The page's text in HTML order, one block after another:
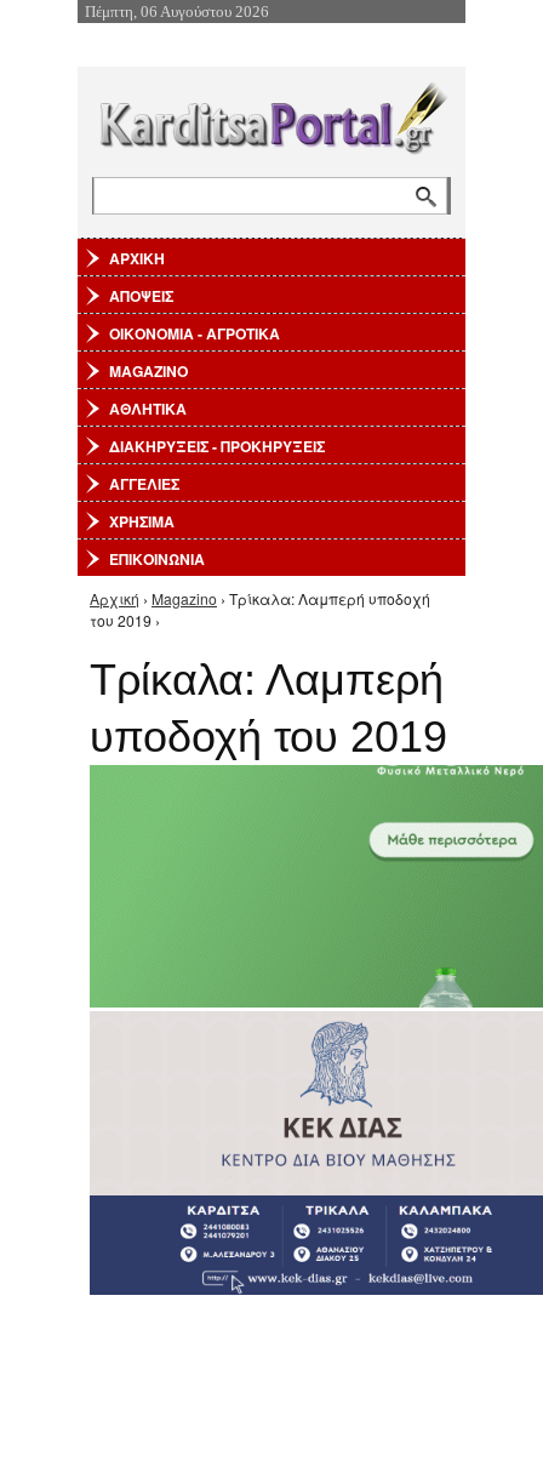
Επιστροφή στην Πλοήγηση
Πέμπτη, 06 Αυγούστου 2026
ΑΡΧΙΚΗ
ΑΠΟΨΕΙΣ
ΟΙΚΟΝΟΜΙΑ - ΑΓΡΟΤΙΚΑ
MAGAZINO
ΑΘΛΗΤΙΚΑ
ΔΙΑΚΗΡΥΞΕΙΣ - ΠΡΟΚΗΡΥΞΕΙΣ
ΑΓΓΕΛΙΕΣ
ΧΡΗΣΙΜΑ
ΕΠΙΚΟΙΝΩΝΙΑ
Είστε εδώ
Αρχική › Magazino › Τρίκαλα: Λαμπερή υποδοχή
του 2019 ›
Τρίκαλα: Λαμπερή
υποδοχή του 2019